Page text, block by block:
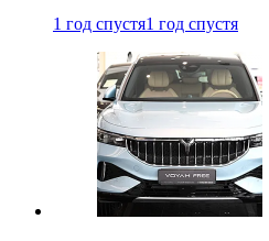
1 год спустя1 год спустя